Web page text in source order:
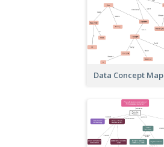
Data Concept Map